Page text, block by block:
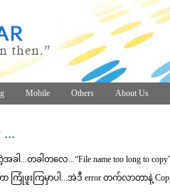
Mobile Others About Us
...
ါ...တခါတလေ...“File name too long to
ကြုံဖူးကြမှာပါ...အဲဒီ error တက်လာတာနဲ့